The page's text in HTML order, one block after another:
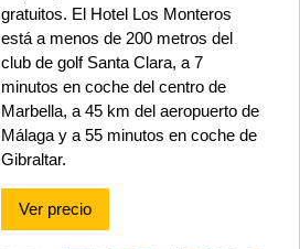
gratuitos. El Hotel Los Monteros
está a menos de 200 metros del
club de golf Santa Clara, a 7
minutos en coche del centro de
Marbella, a 45 km del aeropuerto de
Málaga y a 55 minutos en coche de
Gibraltar.
Ver precio